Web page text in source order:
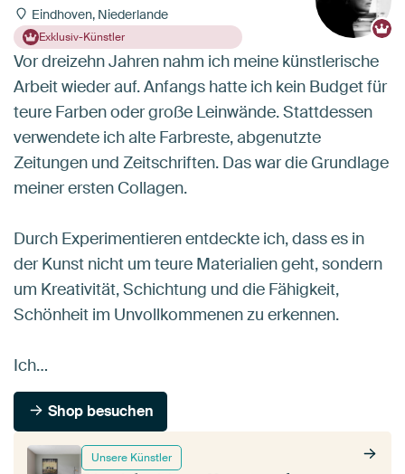
Eindhoven, Niederlande
Exklusiv-Künstler
Unsere Künstler
Vor dreizehn Jahren nahm ich meine künstlerische
Arbeit wieder auf. Anfangs hatte ich kein Budget für
teure Farben oder große Leinwände. Stattdessen
verwendete ich alte Farbreste, abgenutzte
Zeitungen und Zeitschriften. Das war die Grundlage
meiner ersten Collagen.
Durch Experimentieren entdeckte ich, dass es in
der Kunst nicht um teure Materialien geht, sondern
um Kreativität, Schichtung und die Fähigkeit,
Schönheit im Unvollkommenen zu erkennen.
Ich…
Shop besuchen